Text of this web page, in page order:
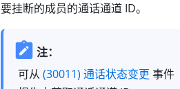
要挂断的成员的通话通道 ID。
注：
可从 (30011) 通话状态变更 事件